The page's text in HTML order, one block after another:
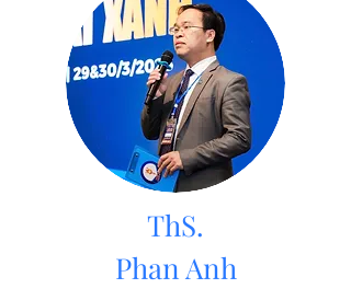
ThS.
Phan Anh